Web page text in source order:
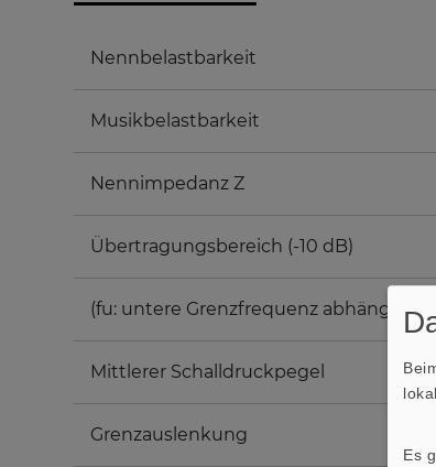
Nennbelastbarkeit
Musikbelastbarkeit
Nennimpedanz Z
Übertragungsbereich (-10 dB)
(fu: untere Grenzfrequenz abhängig
Mittlerer Schalldruckpegel
Grenzauslenkung
Es